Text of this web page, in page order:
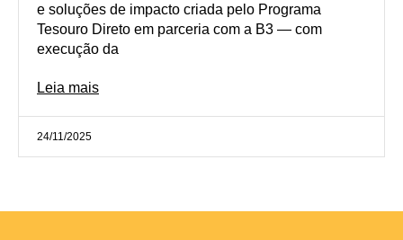
e soluções de impacto criada pelo Programa
Tesouro Direto em parceria com a B3 — com
execução da
Leia mais
24/11/2025